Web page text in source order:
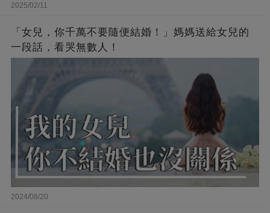
2025/02/11
「女兒，你千萬不要隨便結婚！」媽媽送給女兒的
一段話，看哭無數人！
2024/08/20